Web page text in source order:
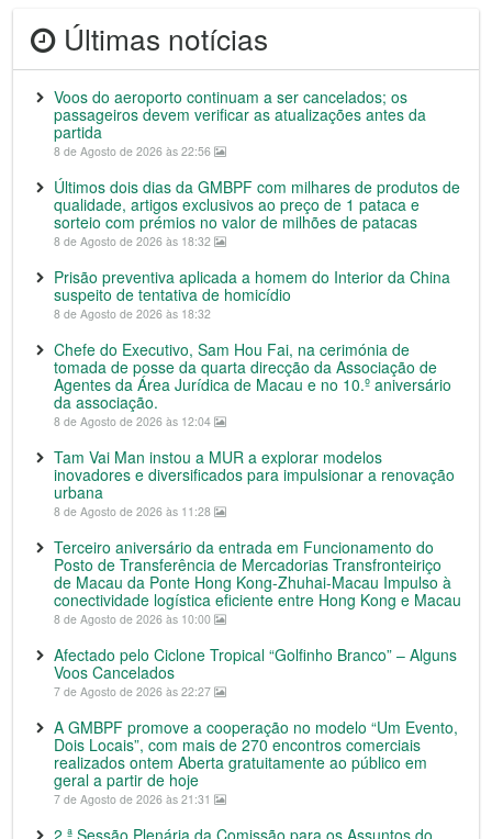
Últimas notícias
Voos do aeroporto continuam a ser cancelados; os
passageiros devem verificar as atualizações antes da
partida
8 de Agosto de 2026 às 22:56
Últimos dois dias da GMBPF com milhares de produtos de
qualidade, artigos exclusivos ao preço de 1 pataca e
sorteio com prémios no valor de milhões de patacas
8 de Agosto de 2026 às 18:32
Prisão preventiva aplicada a homem do Interior da China
suspeito de tentativa de homicídio
8 de Agosto de 2026 às 18:32
Chefe do Executivo, Sam Hou Fai, na cerimónia de
tomada de posse da quarta direcção da Associação de
Agentes da Área Jurídica de Macau e no 10.º aniversário
da associação.
8 de Agosto de 2026 às 12:04
Tam Vai Man instou a MUR a explorar modelos
inovadores e diversificados para impulsionar a renovação
urbana
8 de Agosto de 2026 às 11:28
Terceiro aniversário da entrada em Funcionamento do
Posto de Transferência de Mercadorias Transfronteiriço
de Macau da Ponte Hong Kong-Zhuhai-Macau Impulso à
conectividade logística eficiente entre Hong Kong e Macau
8 de Agosto de 2026 às 10:00
Afectado pelo Ciclone Tropical “Golfinho Branco” – Alguns
Voos Cancelados
7 de Agosto de 2026 às 22:27
A GMBPF promove a cooperação no modelo “Um Evento,
Dois Locais”, com mais de 270 encontros comerciais
realizados ontem Aberta gratuitamente ao público em
geral a partir de hoje
7 de Agosto de 2026 às 21:31